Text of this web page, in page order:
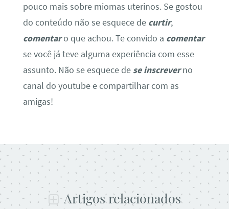
pouco mais sobre miomas uterinos. Se gostou
do conteúdo não se esquece de curtir,
comentaro que achou. Te convido a comentar
se você já teve alguma experiência com esse
assunto. Não se esquece de se inscreverno
canal do youtube e compartilhar com as
amigas!
Artigos relacionados